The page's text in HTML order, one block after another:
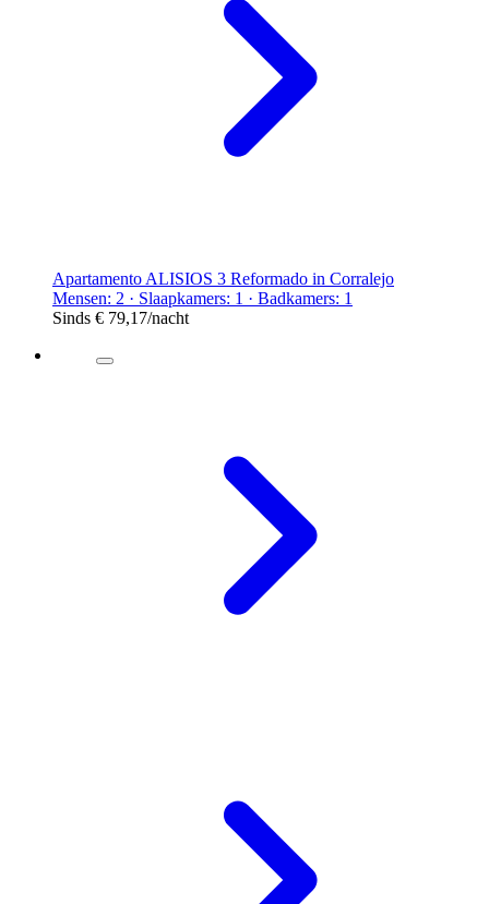
Apartamento ALISIOS 3 Reformado in Corralejo
Mensen: 2 · Slaapkamers: 1 · Badkamers: 1
Sinds € 79,17/nacht